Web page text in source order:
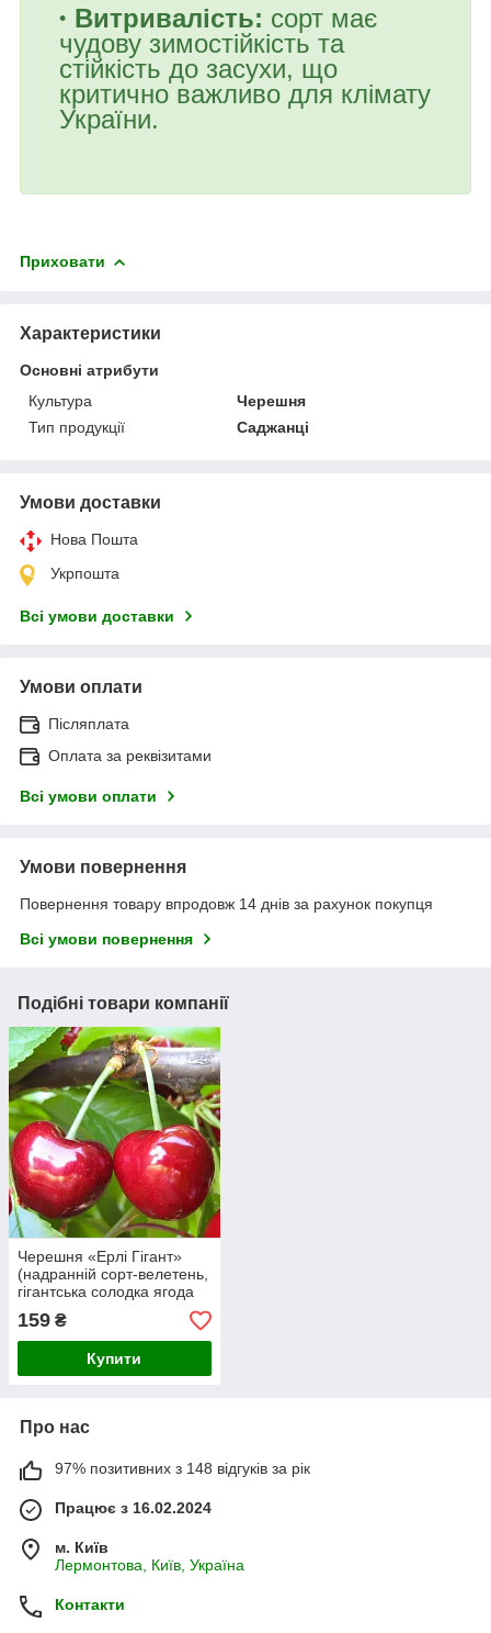
Витривалість: сорт має
чудову зимостійкість та
стійкість до засухи, що
критично важливо для клімату
України.
Приховати
Характеристики
Основні атрибути
Культура
Черешня
Тип продукції
Саджанці
Умови доставки
Нова Пошта
Укрпошта
Всі умови доставки
Умови оплати
Післяплата
Оплата за реквізитами
Всі умови оплати
Умови повернення
Повернення товару впродовж 14 днів за рахунок покупця
Всі умови повернення
Подібні товари компанії
Черешня «Ерлі Гігант»
(надранній сорт-велетень,
гігантська солодка ягода
вже на початку червня)
159 ₴
Купити
Про нас
97% позитивних з 148 відгуків за рік
Працює з 16.02.2024
м. Київ
Лермонтова, Київ, Україна
Контакти